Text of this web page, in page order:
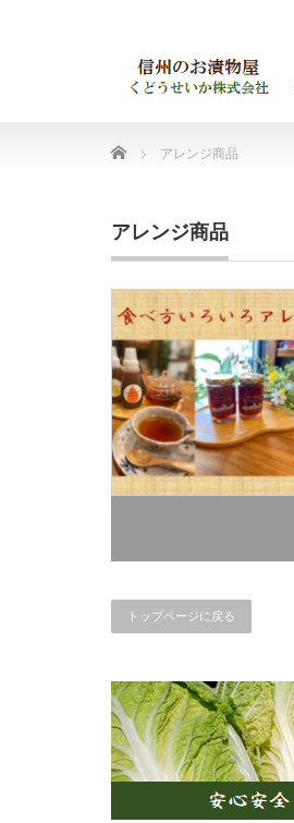
Home アレンジ商品
アレンジ商品
トップページに戻る